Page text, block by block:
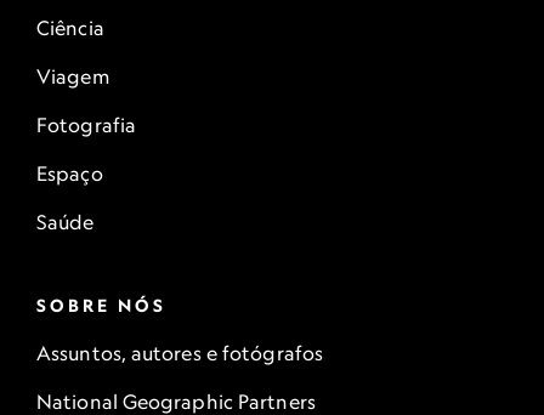
Ciência
Viagem
Fotografia
Espaço
Saúde
SOBRE NÓS
Assuntos, autores e fotógrafos
National Geographic Partners